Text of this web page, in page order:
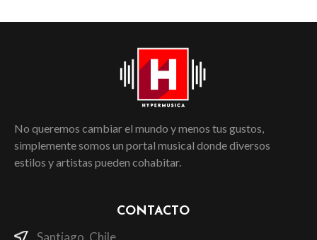
No queremos cambiar el mundo y menos tus gustos,
simplemente somos un portal musical donde diversos
estilos y artistas pueden cohabitar.
CONTACTO
Santiago, Chile.